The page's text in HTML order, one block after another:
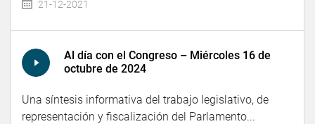
21-12-2021
Al día con el Congreso – Miércoles 16 de
octubre de 2024
Una síntesis informativa del trabajo legislativo, de
representación y fiscalización del Parlamento...